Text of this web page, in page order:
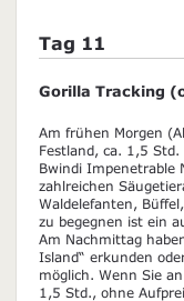
Tag 11
Gorilla Tracking
Am frühen Morgen
Festland, ca. 1,5
Bwindi Impenetrable
zahlreichen
Waldelefanten,
zu begegnen ist ein
Am Nachmittag
Island“ erkunden
möglich. Wenn Sie
1,5 Std., ohne